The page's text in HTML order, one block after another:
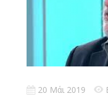
20 Μάι 2019